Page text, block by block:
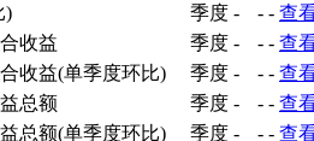
)
季度 - - - 查
收益
季度 - - - 查
收益(单季度环比)
季度 - - - 查
总额
季度 - - - 查
总额(单季度环比)
季度 - - - 查